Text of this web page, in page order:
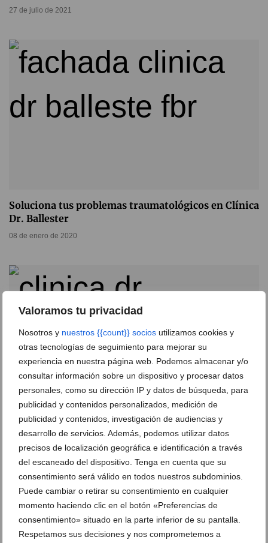
Valoramos tu privacidad
Nosotros y nuestros {{count}} socios utilizamos cookies y
otras tecnologías de seguimiento para mejorar su
experiencia en nuestra página web. Podemos almacenar y/o
consultar información sobre un dispositivo y procesar datos
personales, como su dirección IP y datos de búsqueda, para
publicidad y contenidos personalizados, medición de
publicidad y contenidos, investigación de audiencias y
desarrollo de servicios. Además, podemos utilizar datos
precisos de localización geográfica e identificación a través
del escaneado del dispositivo. Tenga en cuenta que su
consentimiento será válido en todos nuestros subdominios.
Puede cambiar o retirar su consentimiento en cualquier
momento haciendo clic en el botón «Preferencias de
consentimiento» situado en la parte inferior de su pantalla.
Respetamos sus decisiones y nos comprometemos a
27 de julio de 2021
Soluciona tus problemas traumatológicos en Clínica
Dr. Ballester
08 de enero de 2020
Terapia Regenerativa con Plasma rico en Plaquetas
(PRP) en Clínica Dr. Ballester
10 de abril de 2019